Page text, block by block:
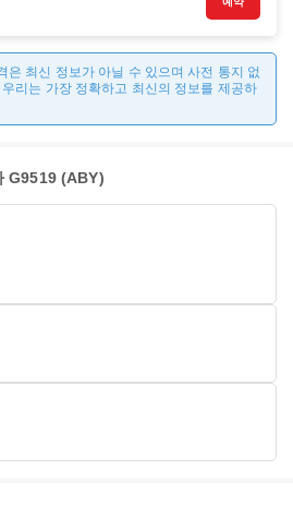
은 최신 정보가 아닐 수 있으며 사전 통지 없
리는 가장 정확하고 최신의 정보를 제공하
G9519 (ABY)